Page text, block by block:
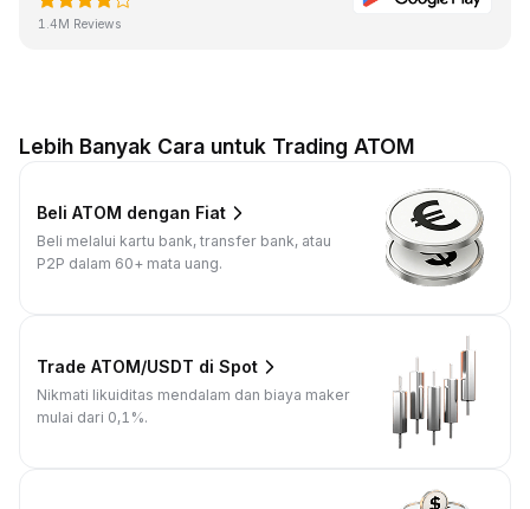
1.4M Reviews
Lebih Banyak Cara untuk Trading ATOM
Beli ATOM dengan Fiat
Beli melalui kartu bank, transfer bank, atau
P2P dalam 60+ mata uang.
Trade ATOM/USDT di Spot
Nikmati likuiditas mendalam dan biaya maker
mulai dari 0,1%.